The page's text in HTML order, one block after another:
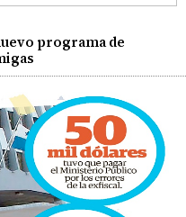
programa de